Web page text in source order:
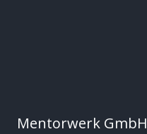
Mentorwerk GmbH